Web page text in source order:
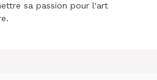
sa passion pour l'art